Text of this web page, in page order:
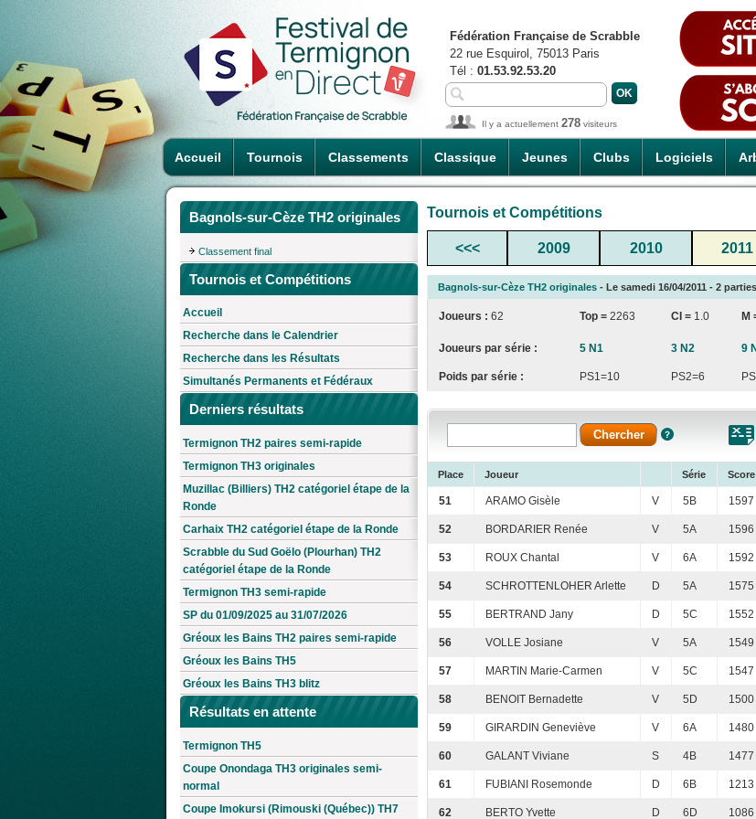
Accueil Tournois Classements Classique Jeunes Clubs Logiciels
Fédération Française de Scrabble
22 rue Esquirol, 75013 Paris
Tél : 01.53.92.53.20
Il y a actuellement 278 visiteurs
Bagnols-sur-Cèze TH2 originales
Classement final
Tournois et Compétitions
Accueil
Recherche dans le Calendrier
Recherche dans les Résultats
Simultanés Permanents et Fédéraux
Derniers résultats
Termignon TH2 paires semi-rapide
Termignon TH3 originales
Muzillac (Billiers) TH2 catégoriel étape de la
Ronde
Carhaix TH2 catégoriel étape de la Ronde
Scrabble du Sud Goëlo (Plourhan) TH2
catégoriel étape de la Ronde
Termignon TH3 semi-rapide
SP du 01/09/2025 au 31/07/2026
Gréoux les Bains TH2 paires semi-rapide
Gréoux les Bains TH5
Gréoux les Bains TH3 blitz
Résultats en attente
Termignon TH5
Coupe Onondaga TH3 originales semi-
normal
Coupe Imokursi (Rimouski (Québec)) TH7
Tournois et Compétitions
<<< 2009 2010 2011
Bagnols-sur-Cèze TH2 originales - Le samedi 16/04/2011 - 2
Joueurs : 62 Top = 2263 CI = 1.0 M
Joueurs par série : 5 N1 3 N2 9
Poids par série : PS1=10 PS2=6
Place Joueur Série Score
51 ARAMO Gisèle V 5B 1597
52 BORDARIER Renée V 5A 1596
53 ROUX Chantal V 6A 1592
54 SCHROTTENLOHER Arlette D 5A 1575
55 BERTRAND Jany D 5C 1552
56 VOLLE Josiane V 5A 1549
57 MARTIN Marie-Carmen V 5C 1547
58 BENOIT Bernadette V 5D 1500
59 GIRARDIN Geneviève V 6A 1480
60 GALANT Viviane S 4B 1477
61 FUBIANI Rosemonde D 6B 1213
62 BERTO Yvette D 6D 1086